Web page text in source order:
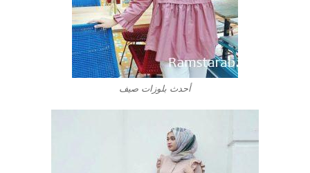
أحدث بلوزات صيف